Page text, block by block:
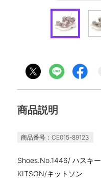
商品説明
商品番号：CE015-89123
Shoes.No.1446/ ハスキー
KITSON/キットソン